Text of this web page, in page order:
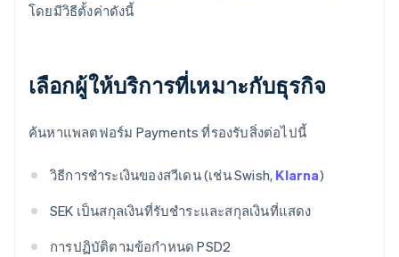
โดยมีวิธีตั้งค่าดังนี้
เลือกผู้ให้บริการที่เหมาะกับธุรกิจ
ค้นหาแพลตฟอร์ม Payments ที่รองรับสิ่งต่อไปนี้
วิธีการชำระเงินของสวีเดน (เช่น Swish, Klarna)
SEK เป็นสกุลเงินที่รับชำระและสกุลเงินที่แสดง
การปฏิบัติตามข้อกำหนด PSD2